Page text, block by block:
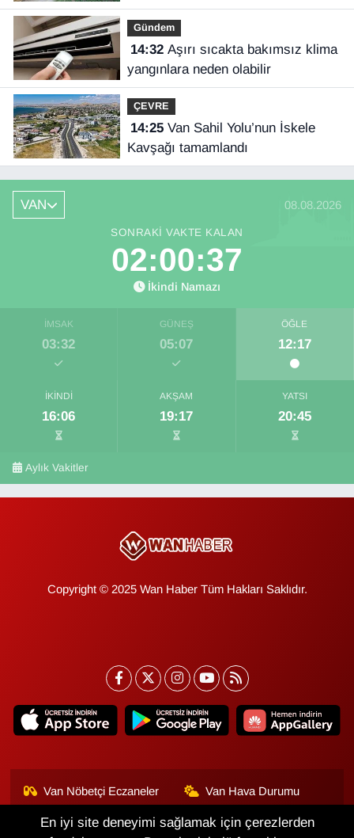
Gündem
14:32Aşırı sıcakta bakımsız klima
yangınlara neden olabilir
ÇEVRE
14:25Van Sahil Yolu’nun İskele
Kavşağı tamamlandı
VAN 08.08.2026
SONRAKI VAKTE KALAN
02:00:36
İkindi Namazı
İMSAK
03:32
GÜNEŞ
05:07
ÖĞLE
12:17
İKINDI
16:06
AKŞAM
19:17
YATSI
20:45
Aylık Vakitler
Copyright © 2025 Wan Haber Tüm Hakları Saklıdır.
Van Nöbetçi Eczaneler Van Hava Durumu
Van Namaz Vakitleri
Van Trafik Yoğunluk
En iyi site deneyimi sağlamak için çerezlerden